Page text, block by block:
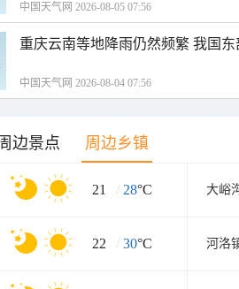
中国天气网 2026-08-05 07:56
重庆云南等地降雨仍然频繁 我国
中国天气网 2026-08-04 07:56
边景点 周边乡镇
21 / 28°C 大峪
22 / 30°C 河洛